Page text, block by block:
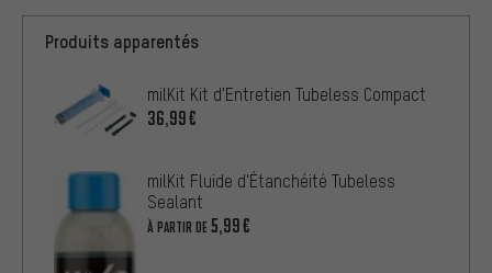
Produits apparentés
milKit Kit d'Entretien Tubeless Compact
36,99€
milKit Fluide d'Étanchéité Tubeless
Sealant
À PARTIR DE 5,99€